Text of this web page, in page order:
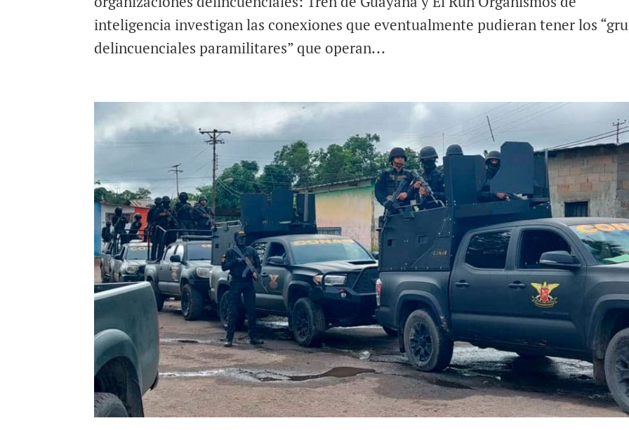
inteligencia investigan las conexiones que eventualmente pudieran tener los
delincuenciales paramilitares” que operan...